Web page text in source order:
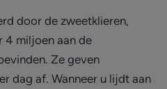
door de zweetklieren,
4 miljoen aan de
Ze geven
dag af. Wanneer u lijdt aan